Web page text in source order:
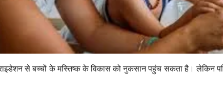
से बच्चों के मस्तिष्क के विकास को नुकसान पहुंच सकता है। लेकिन